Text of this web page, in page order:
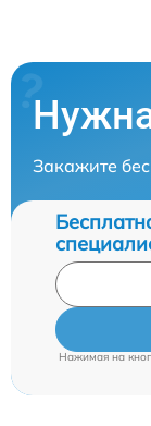
Закажите
Нажимая на